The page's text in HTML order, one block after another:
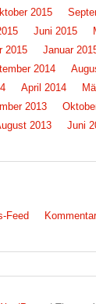
2015
Juni 2015
2015 Januar
2014
April 2014
2013
2013 Juni
Feed